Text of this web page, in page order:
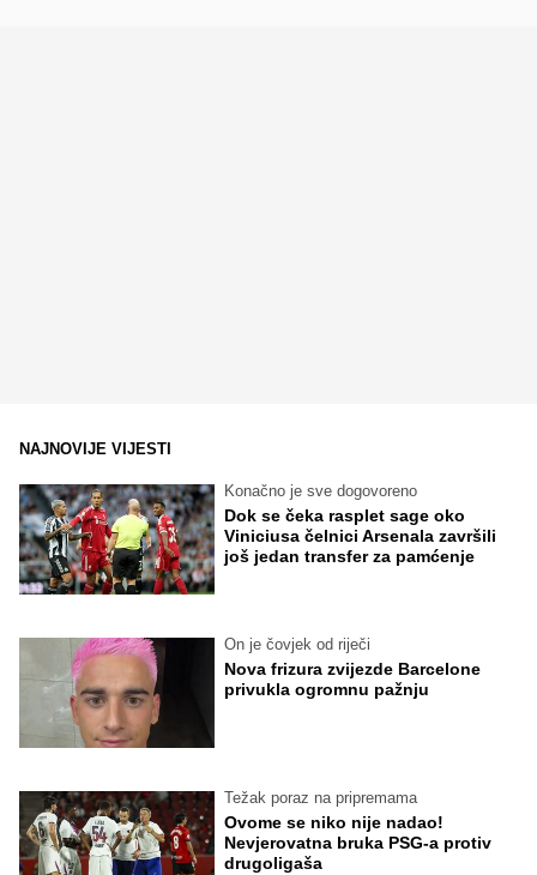
NAJNOVIJE VIJESTI
Konačno je sve dogovoreno
Dok se čeka rasplet sage oko
Viniciusa čelnici Arsenala završili
još jedan transfer za pamćenje
On je čovjek od riječi
Nova frizura zvijezde Barcelone
privukla ogromnu pažnju
Težak poraz na pripremama
Ovome se niko nije nadao!
Nevjerovatna bruka PSG-a protiv
drugoligaša